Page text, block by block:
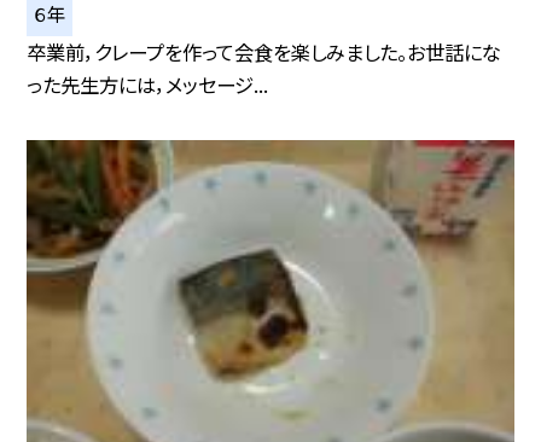
６年
卒業前，クレープを作って会食を楽しみました。お世話にな
った先生方には，メッセージ...